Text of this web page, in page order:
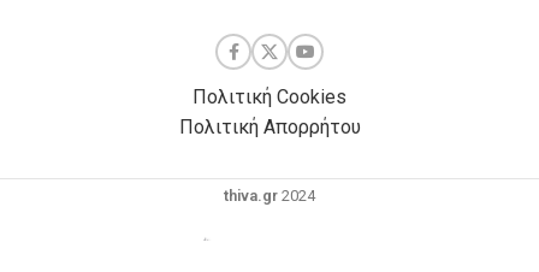
Πολιτική Cookies
Πολιτική Απορρήτου
thiva.gr 2024